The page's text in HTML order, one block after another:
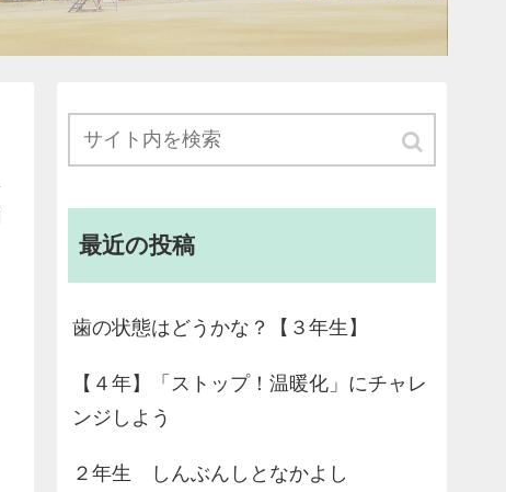
最近の投稿
歯の状態はどうかな？【３年生】
【４年】「ストップ！温暖化」にチャレ
ンジしよう
２年生 しんぶんしとなかよし